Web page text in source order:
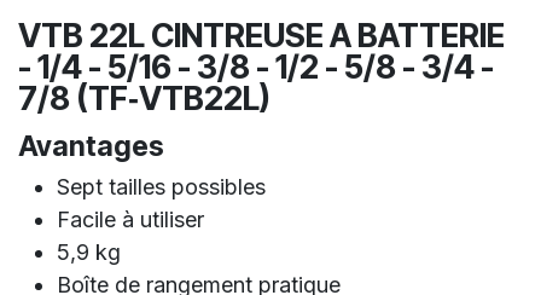
VTB 22L CINTREUSE A BATTERIE
- 1/4 - 5/16 - 3/8 - 1/2 - 5/8 - 3/4 -
7/8 (TF‑VTB22L)
Avantages
Sept tailles possibles
Facile à utiliser
5,9 kg
Boîte de rangement pratique